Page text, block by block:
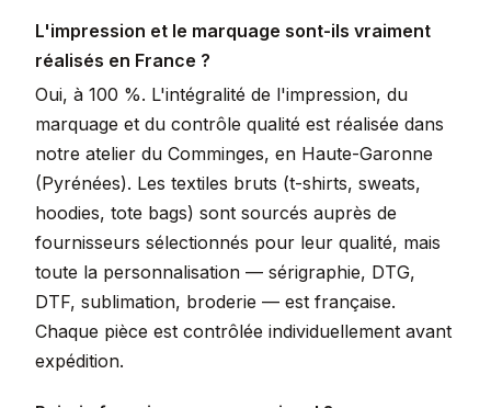
L'impression et le marquage sont-ils vraiment
réalisés en France ?
Oui, à 100 %. L'intégralité de l'impression, du
marquage et du contrôle qualité est réalisée dans
notre atelier du Comminges, en Haute-Garonne
(Pyrénées). Les textiles bruts (t-shirts, sweats,
hoodies, tote bags) sont sourcés auprès de
fournisseurs sélectionnés pour leur qualité, mais
toute la personnalisation — sérigraphie, DTG,
DTF, sublimation, broderie — est française.
Chaque pièce est contrôlée individuellement avant
expédition.